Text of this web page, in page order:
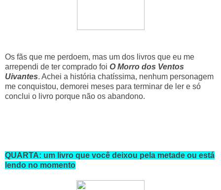
Os fãs que me perdoem, mas um dos livros que eu me
arrependi de ter comprado foi O Morro dos Ventos
Uivantes. Achei a história chatíssima, nenhum personagem
me conquistou, demorei meses para terminar de ler e só
conclui o livro porque não os abandono.
QUARTA: um livro que você deixou pela metade ou está
lendo no momento